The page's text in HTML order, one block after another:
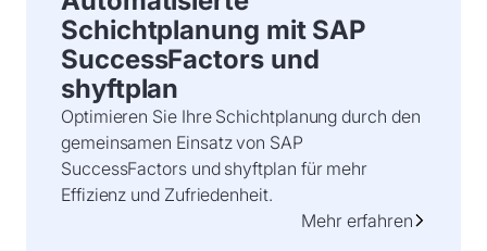
Schichtplanung mit SAP
SuccessFactors und
shyftplan
Optimieren Sie Ihre Schichtplanung durch den
gemeinsamen Einsatz von SAP
SuccessFactors und shyftplan für mehr
Effizienz und Zufriedenheit.
Mehr erfahren